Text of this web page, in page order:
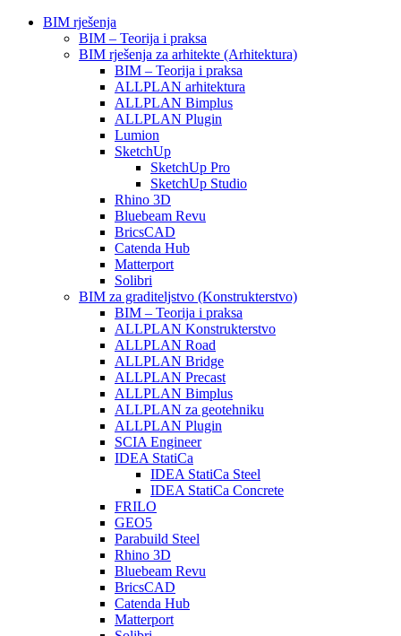
BIM rješenja
BIM – Teorija i praksa
BIM rješenja za arhitekte (Arhitektura)
BIM – Teorija i praksa
ALLPLAN arhitektura
ALLPLAN Bimplus
ALLPLAN Plugin
Lumion
SketchUp
SketchUp Pro
SketchUp Studio
Rhino 3D
Bluebeam Revu
BricsCAD
Catenda Hub
Matterport
Solibri
BIM za graditeljstvo (Konstrukterstvo)
BIM – Teorija i praksa
ALLPLAN Konstrukterstvo
ALLPLAN Road
ALLPLAN Bridge
ALLPLAN Precast
ALLPLAN Bimplus
ALLPLAN za geotehniku
ALLPLAN Plugin
SCIA Engineer
IDEA StatiCa
IDEA StatiCa Steel
IDEA StatiCa Concrete
FRILO
GEO5
Parabuild Steel
Rhino 3D
Bluebeam Revu
BricsCAD
Catenda Hub
Matterport